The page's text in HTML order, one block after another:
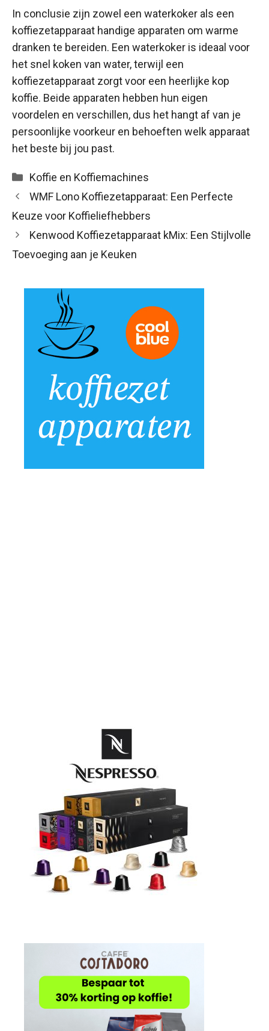
In conclusie zijn zowel een waterkoker als een
koffiezetapparaat handige apparaten om warme
dranken te bereiden. Een waterkoker is ideaal voor
het snel koken van water, terwijl een
koffiezetapparaat zorgt voor een heerlijke kop
koffie. Beide apparaten hebben hun eigen
voordelen en verschillen, dus het hangt af van je
persoonlijke voorkeur en behoeften welk apparaat
het beste bij jou past.
Categorieën
Koffie en Koffiemachines
WMF Lono Koffiezetapparaat: Een Perfecte
Keuze voor Koffieliefhebbers
Kenwood Koffiezetapparaat kMix: Een Stijlvolle
Toevoeging aan je Keuken